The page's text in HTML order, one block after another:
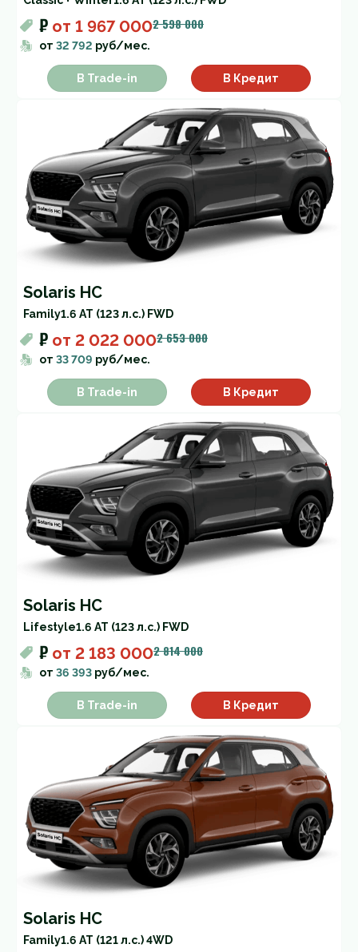
₽ от 1 967 0002 598 000
от 32 792 руб/мес.
В Trade-in В Кредит
Solaris HC
Family1.6 AT (123 л.с.) FWD
₽ от 2 022 0002 653 000
от 33 709 руб/мес.
В Trade-in В Кредит
Solaris HC
Lifestyle1.6 AT (123 л.с.) FWD
₽ от 2 183 0002 814 000
от 36 393 руб/мес.
В Trade-in В Кредит
Solaris HC
Family1.6 AT (121 л.с.) 4WD